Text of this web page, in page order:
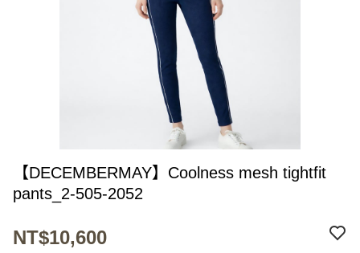
【DECEMBERMAY】Coolness mesh tightfit
pants_2-505-2052
NT$10,600